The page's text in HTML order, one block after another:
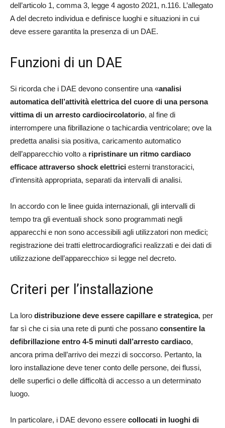
dell’articolo 1, comma 3, legge 4 agosto 2021, n.116. L’allegato
A del decreto individua e definisce luoghi e situazioni in cui
deve essere garantita la presenza di un DAE.
Funzioni di un DAE
Si ricorda che i DAE devono consentire una «analisi
automatica dell’attività elettrica del cuore di una persona
vittima di un arresto cardiocircolatorio, al fine di
interrompere una fibrillazione o tachicardia ventricolare; ove la
predetta analisi sia positiva, caricamento automatico
dell’apparecchio volto a ripristinare un ritmo cardiaco
efficace attraverso shock elettrici esterni transtoracici,
d’intensità appropriata, separati da intervalli di analisi.
In accordo con le linee guida internazionali, gli intervalli di
tempo tra gli eventuali shock sono programmati negli
apparecchi e non sono accessibili agli utilizzatori non medici;
registrazione dei tratti elettrocardiografici realizzati e dei dati di
utilizzazione dell’apparecchio» si legge nel decreto.
Criteri per l’installazione
La loro distribuzione deve essere capillare e strategica, per
far sì che ci sia una rete di punti che possano consentire la
defibrillazione entro 4-5 minuti dall’arresto cardiaco,
ancora prima dell’arrivo dei mezzi di soccorso. Pertanto, la
loro installazione deve tener conto delle persone, dei flussi,
delle superfici o delle difficoltà di accesso a un determinato
luogo.
In particolare, i DAE devono essere collocati in luoghi di